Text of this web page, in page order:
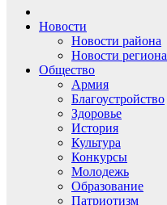
Новости
Новости района
Новости региона
Общество
Армия
Благоустройство
Здоровье
История
Культура
Конкурсы
Молодежь
Образование
Патриотизм